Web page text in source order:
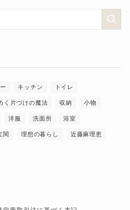
キッチン トイレ
く片づけの魔法 収納 小物
洋服 洗面所 浴室
関 理想の暮らし 近藤麻理恵